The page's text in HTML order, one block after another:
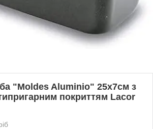
"Moldes Aluminio" 25х7см з
покриттям Lacor